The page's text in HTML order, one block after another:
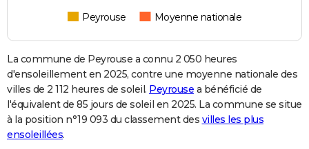
Peyrouse Moyenne nationale
La commune de Peyrouse a connu 2 050 heures
d'ensoleillement en 2025, contre une moyenne nationale des
villes de 2 112 heures de soleil. Peyrouse a bénéficié de
l'équivalent de 85 jours de soleil en 2025. La commune se situe
à la position n°19 093 du classement des villes les plus
ensoleillées.